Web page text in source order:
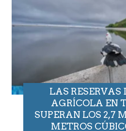
LAS RESERVAS
AGRÍCOLA EN
SUPERAN LOS 2,7
METROS